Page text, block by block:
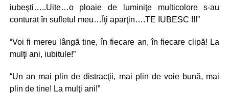
iubeşti…..Uite…o ploaie de luminiţe multicolore s-au
conturat în sufletul meu…Îţi aparţin….TE IUBESC !!!”
“Voi fi mereu lângă tine, în fiecare an, în fiecare clipă! La
mulţi ani, iubitule!”
“Un an mai plin de distracţii, mai plin de voie bună, mai
plin de tine! La mulţi ani!”